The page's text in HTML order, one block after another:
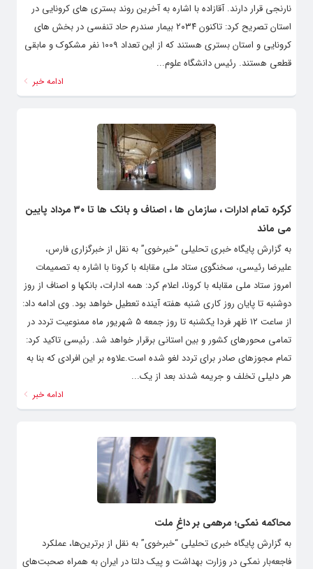
نارنجی قرار دارند. آقازاده با اشاره به آخرین روند بستری های کرونایی در
استان تصریح کرد: تاکنون ۲۰۳۴ بیمار سندرم حاد تنفسی در بخش های
کرونایی و استان بستری هستند که از این تعداد ۱۰۰۹ نفر مشکوک و مابقی
قطعی هستند. رئیس دانشگاه علوم...
ادامه خبر
کرکره تمام ادارات ، سازمان ها ، اصناف و بانک ها تا ۳۰ مرداد پایین
می ماند
به گزارش پایگاه خبری تحلیلی “خبرخوی” به نقل از خبرگزاری فارس،
علیرضا رئیسی، سخنگوی ستاد ملی مقابله با کرونا با اشاره به تصمیمات
امروز ستاد ملی مقابله با کرونا، اعلام کرد: همه ادارات، بانکها و اصناف از روز
دوشنبه تا پایان روز کاری شنبه هفته آینده تعطیل خواهد بود. وی ادامه داد:
از ساعت ۱۲ ظهر فردا یکشنبه تا روز جمعه ۵ شهریور ماه ممنوعیت تردد در
تمامی محورهای کشور و بین استانی برقرار خواهد شد. رئیسی تاکید کرد:
تمام مجوزهای صادر برای تردد لغو شده است.علاوه بر این افرادی که بنا به
هر دلیلی تخلف و جریمه شدند بعد از یک...
ادامه خبر
محاکمه نمکی؛ مرهمی بر داغِ ملت
به گزارش پایگاه خبری تحلیلی “خبرخوی” به نقل از برترین‌ها، عملکرد
فاجعه‌بار نمکی در وزارت بهداشت و پیک دلتا در ایران به همراه صحبت‌های